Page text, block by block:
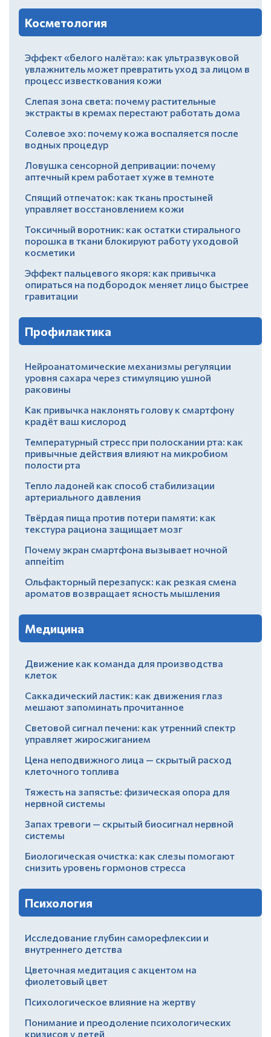
Косметология
Эффект «белого налёта»: как ультразвуковой
увлажнитель может превратить уход за лицом в
процесс известкования кожи
Слепая зона света: почему растительные
экстракты в кремах перестают работать дома
Солевое эхо: почему кожа воспаляется после
водных процедур
Ловушка сенсорной депривации: почему
аптечный крем работает хуже в темноте
Спящий отпечаток: как ткань простыней
управляет восстановлением кожи
Токсичный воротник: как остатки стирального
порошка в ткани блокируют работу уходовой
косметики
Эффект пальцевого якоря: как привычка
опираться на подбородок меняет лицо быстрее
гравитации
Профилактика
Нейроанатомические механизмы регуляции
уровня сахара через стимуляцию ушной
раковины
Как привычка наклонять голову к смартфону
крадёт ваш кислород
Температурный стресс при полоскании рта: как
привычные действия влияют на микробиом
полости рта
Тепло ладоней как способ стабилизации
артериального давления
Твёрдая пища против потери памяти: как
текстура рациона защищает мозг
Почему экран смартфона вызывает ночной
аппеitim
Ольфакторный перезапуск: как резкая смена
ароматов возвращает ясность мышления
Медицина
Движение как команда для производства
клеток
Саккадический ластик: как движения глаз
мешают запоминать прочитанное
Световой сигнал печени: как утренний спектр
управляет жиросжиганием
Цена неподвижного лица — скрытый расход
клеточного топлива
Тяжесть на запястье: физическая опора для
нервной системы
Запах тревоги — скрытый биосигнал нервной
системы
Биологическая очистка: как слезы помогают
снизить уровень гормонов стресса
Психология
Исследование глубин саморефлексии и
внутреннего детства
Цветочная медитация с акцентом на
фиолетовый цвет
Психологическое влияние на жертву
Понимание и преодоление психологических
кризисов у детей